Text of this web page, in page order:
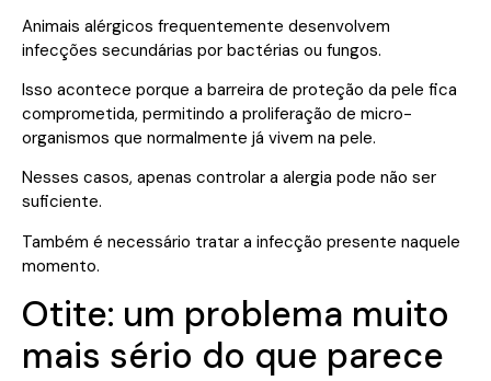
Animais alérgicos frequentemente desenvolvem
infecções secundárias por bactérias ou fungos.
Isso acontece porque a barreira de proteção da pele fica
comprometida, permitindo a proliferação de micro-
organismos que normalmente já vivem na pele.
Nesses casos, apenas controlar a alergia pode não ser
suficiente.
Também é necessário tratar a infecção presente naquele
momento.
Otite: um problema muito
mais sério do que parece